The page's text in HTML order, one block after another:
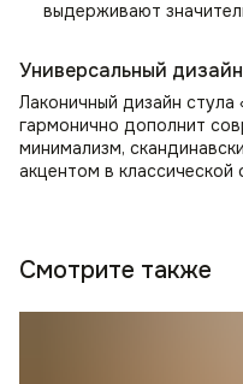
выдерживают
Универсальный дизайн
Лаконичный дизайн стула
гармонично дополнит
минимализм,
акцентом в классической
Смотрите также